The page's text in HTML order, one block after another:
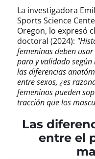
La investigadora
Sports Science
Oregon, lo expresó
doctoral (2024):
femeninas deben
para y validado
las diferencias
entre sexos, ¿es
femeninos pueden
tracción que los
Las
entre el